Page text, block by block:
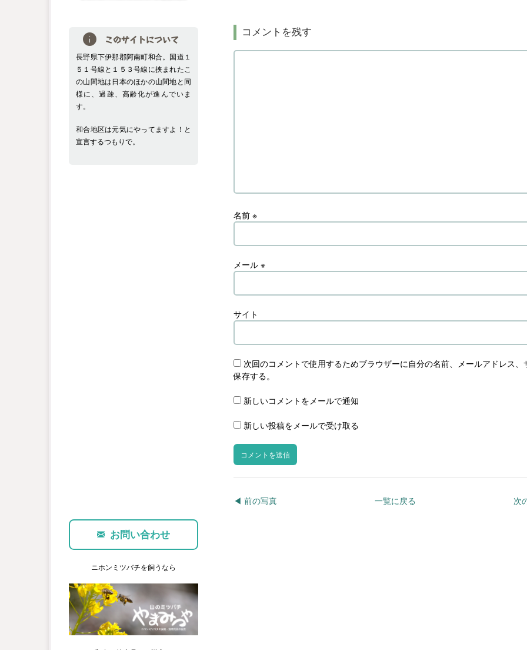
コメントを残す
名前 ※
メール ※
サイト
次回のコメントで使用するためブラウザーに自分の名前、メールアドレス、
保存する。
新しいコメントをメールで通知
新しい投稿をメールで受け取る
◀︎ 前の写真 次
一覧に戻る
このサイトについて
長野県下伊那郡阿南町和合。国道１
５１号線と１５３号線に挟まれたこ
の山間地は日本のほかの山間地と同
様に、過疎、高齢化が進んでいま
す。
和合地区は元気にやってますよ！と
宣言するつもりで。
お問い合わせ
ニホンミツバチを飼うなら